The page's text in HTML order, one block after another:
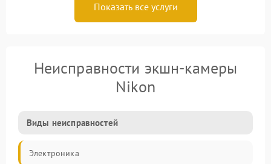
Показать все услуги
Неисправности экшн-камеры
Nikon
Виды неисправностей
Электроника